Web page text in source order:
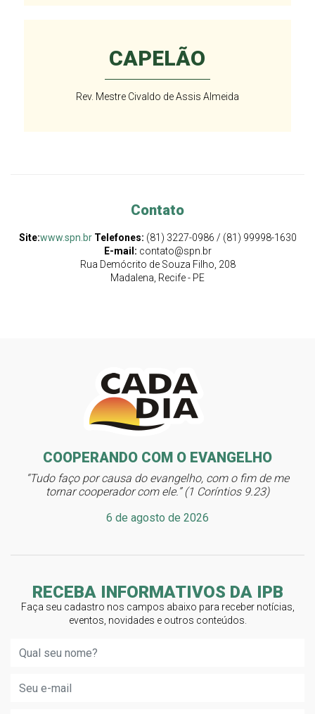
CAPELÃO
Rev. Mestre Civaldo de Assis Almeida
Contato
Site:www.spn.br Telefones: (81) 3227-0986 / (81) 99998-1630
E-mail: contato@spn.br
Rua Demócrito de Souza Filho, 208
Madalena, Recife - PE
COOPERANDO COM O EVANGELHO
“Tudo faço por causa do evangelho, com o fim de me
tornar cooperador com ele.” (1 Coríntios 9.23)
6 de agosto de 2026
RECEBA INFORMATIVOS DA IPB
Faça seu cadastro nos campos abaixo para receber notícias,
eventos, novidades e outros conteúdos.